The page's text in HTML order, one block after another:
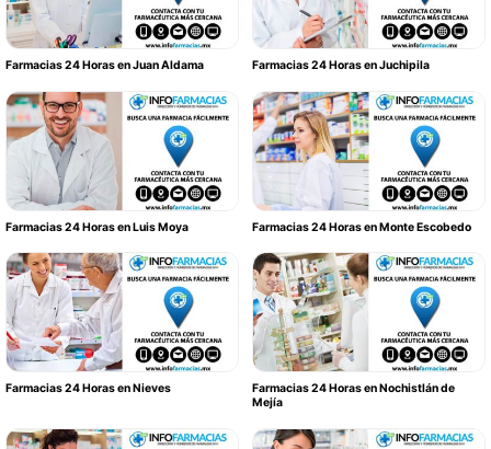
Farmacias 24 Horas en Juan Aldama Farmacias 24 Horas en Juchipila
Farmacias 24 Horas en Luis Moya Farmacias 24 Horas en Monte Escobedo
Farmacias 24 Horas en Nieves
Farmacias 24 Horas en Nochistlán de
Mejía